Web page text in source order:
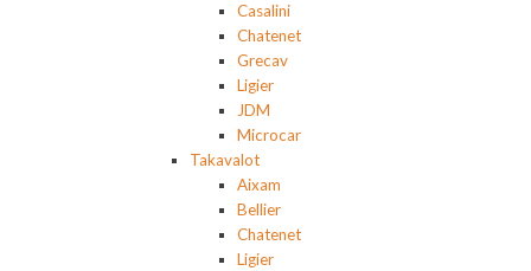
Casalini
Chatenet
Grecav
Ligier
JDM
Microcar
Takavalot
Aixam
Bellier
Chatenet
Ligier